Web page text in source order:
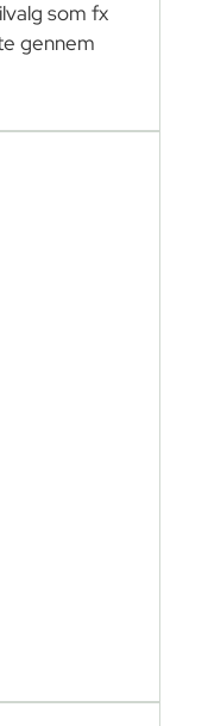
som fx
gennem